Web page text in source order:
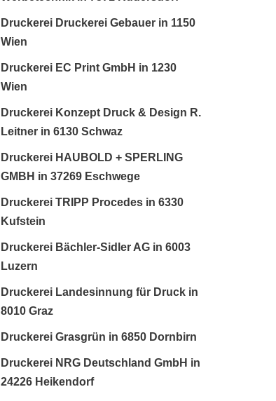
Druckerei Druckerei Gebauer in 1150
Wien
Druckerei EC Print GmbH in 1230
Wien
Druckerei Konzept Druck & Design R.
Leitner in 6130 Schwaz
Druckerei HAUBOLD + SPERLING
GMBH in 37269 Eschwege
Druckerei TRIPP Procedes in 6330
Kufstein
Druckerei Bächler-Sidler AG in 6003
Luzern
Druckerei Landesinnung für Druck in
8010 Graz
Druckerei Grasgrün in 6850 Dornbirn
Druckerei NRG Deutschland GmbH in
24226 Heikendorf